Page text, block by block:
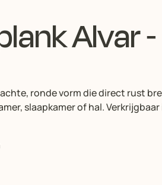
Alvar
ronde vorm die direct rust
slaapkamer of hal.